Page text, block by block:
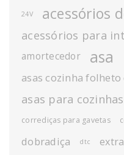
24V acessórios
acessórios para
amortecedor asa
asas cozinha
asas para cozinhas
corrediças para gavetas
dobradiça dtc